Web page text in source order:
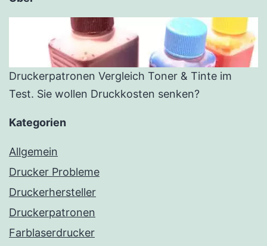
Druckerpatronen Vergleich Toner & Tinte im
Test. Sie wollen Druckkosten senken?
Kategorien
Allgemein
Drucker Probleme
Druckerhersteller
Druckerpatronen
Farblaserdrucker